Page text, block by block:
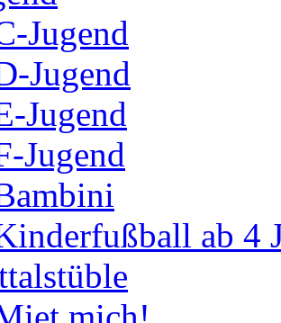
Jugend
Jugend
Jugend
Jugend
ab 4